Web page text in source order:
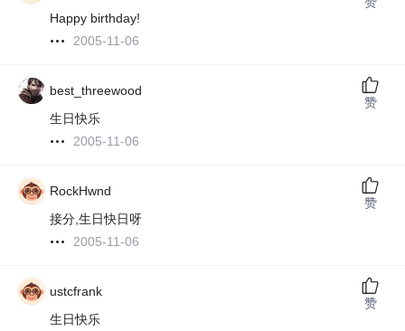
Happy birthday!
2005-11-06
best_threewood
生日快乐
2005-11-06
赞
RockHwnd
接分,生日快日呀
2005-11-06
赞
ustcfrank
生日快乐
赞